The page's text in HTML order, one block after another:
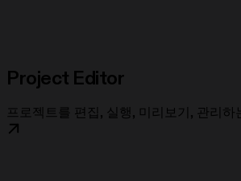
Project Editor
프로젝트를 편집, 실행, 미리보기, 관리하